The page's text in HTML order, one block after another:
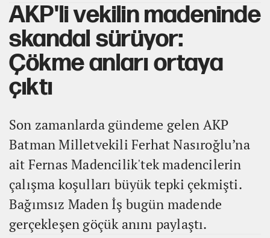
AKP'li vekilin madeninde
skandal sürüyor:
Çökme anları ortaya
çıktı
Son zamanlarda gündeme gelen AKP
Batman Milletvekili Ferhat Nasıroğlu’na
ait Fernas Madencilik'tek madencilerin
çalışma koşulları büyük tepki çekmişti.
Bağımsız Maden İş bugün madende
gerçekleşen göçük anını paylaştı.